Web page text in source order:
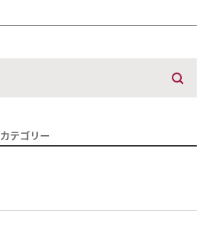
カテゴリー